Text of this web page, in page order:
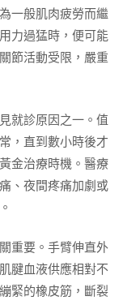
一般肌肉疲勞而繼
力過猛時，便可能
節活動受限，嚴重
就診原因之一。值
，直到數小時後才
金治療時機。醫療
、夜間疼痛加劇或
重要。手臂伸直外
腱血液供應相對不
緊的橡皮筋，斷裂